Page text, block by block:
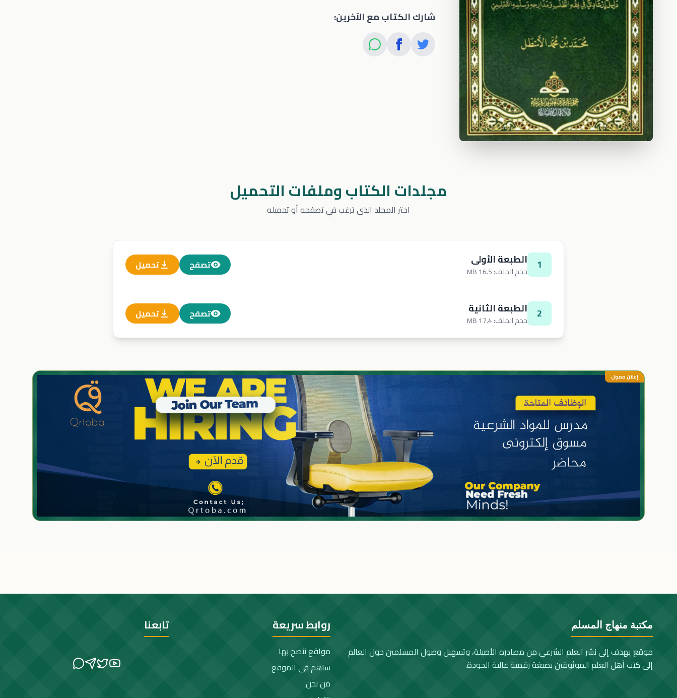
شارك الكتاب مع الآخرين:
مجلدات الكتاب وملفات التحميل
اختر المجلد الذي ترغب في تصفحه أو تحميله
1 الطبعة الأولى
حجم الملف: 16.5 MB تصفح تحميل
2 الطبعة الثانية
حجم الملف: 17.4 MB تصفح تحميل
إعلان ممول
مكتبة منهاج المسلم
موقع يهدف إلى نشر العلم الشرعي من مصادره الأصيلة، وتسهيل وصول المسلمين حول العالم
إلى كتب أهل العلم الموثوقين بصيغة رقمية عالية الجودة.
روابط سريعة
مواقع ننصح بها
ساهم فى الموقع
من نحن
تابعنا